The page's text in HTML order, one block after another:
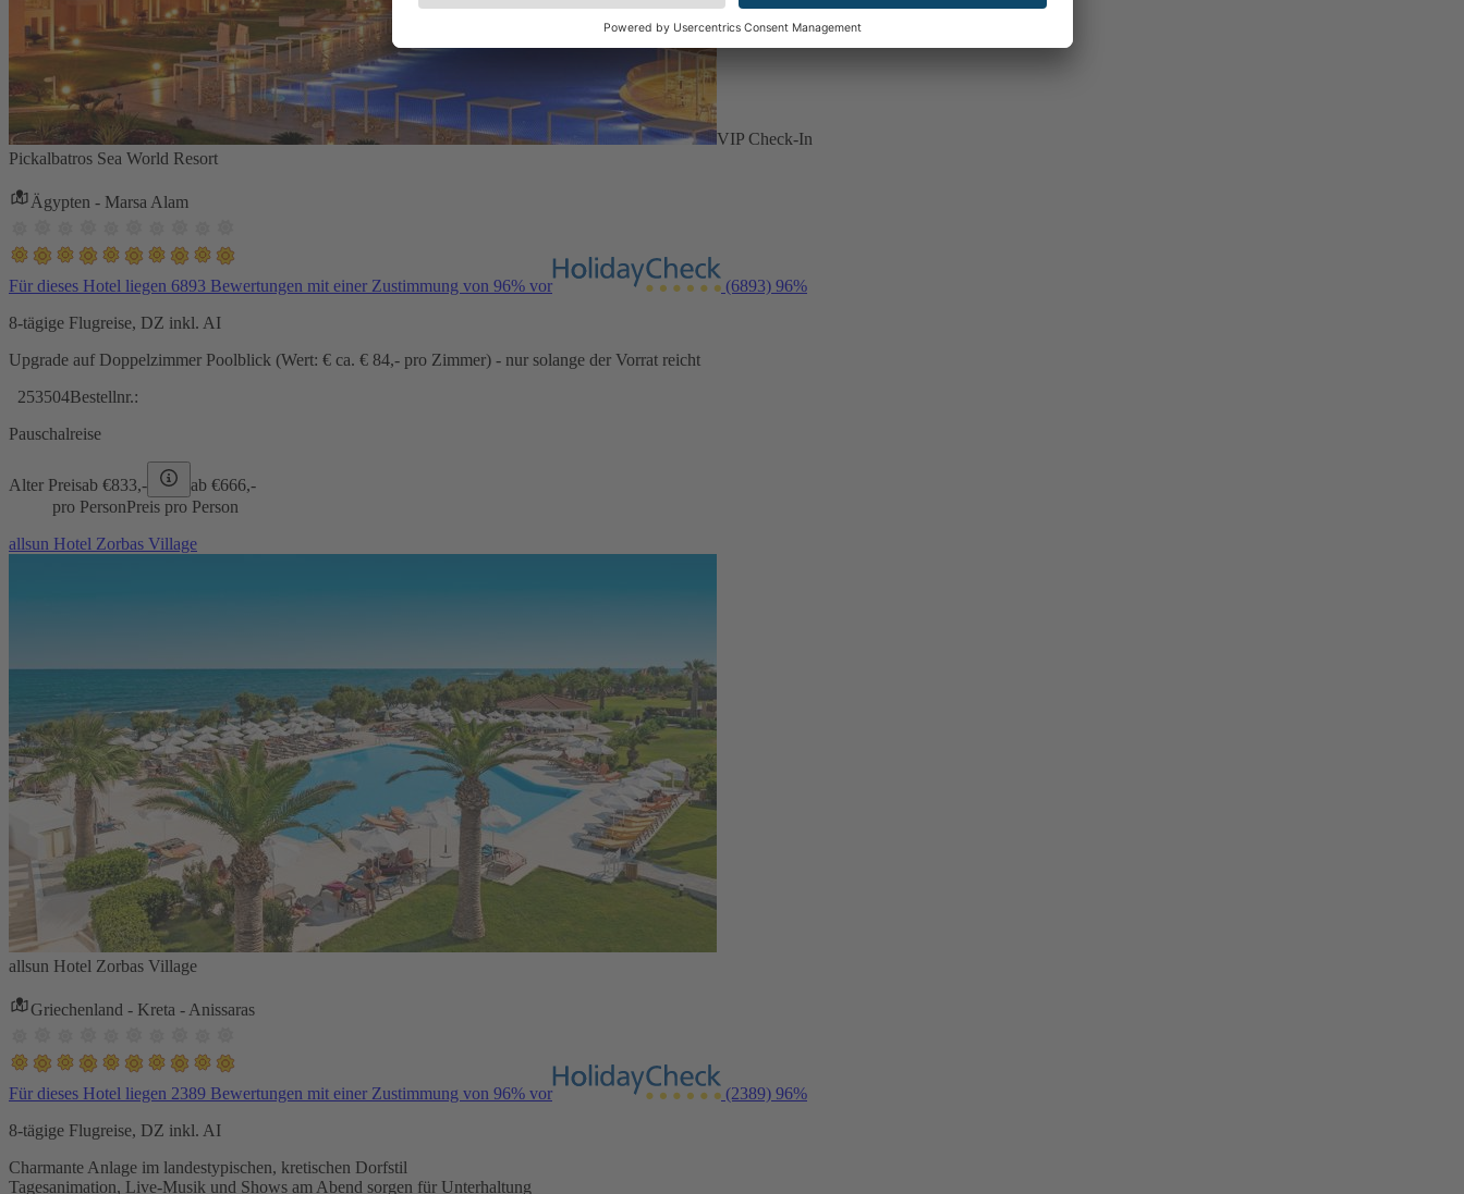
VIP Check-In
Pickalbatros Sea World Resort
Ägypten - Marsa Alam
Für dieses Hotel liegen 6893 Bewertungen mit einer Zustimmung von 96% vor (6893) 96%
8-tägige Flugreise, DZ inkl. AI
Upgrade auf Doppelzimmer Poolblick (Wert: € ca. € 84,- pro Zimmer) - nur solange der Vorrat reicht
253504Bestellnr.:
Pauschalreise
Alter Preisab €833,- ab €666,-
pro PersonPreis pro Person
allsun Hotel Zorbas Village
allsun Hotel Zorbas Village
Griechenland - Kreta - Anissaras
Für dieses Hotel liegen 2389 Bewertungen mit einer Zustimmung von 96% vor (2389) 96%
8-tägige Flugreise, DZ inkl. AI
Charmante Anlage im landestypischen, kretischen Dorfstil
Tagesanimation, Live-Musik und Shows am Abend sorgen für Unterhaltung